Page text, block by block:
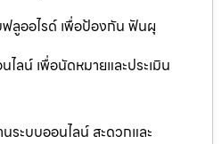
ลูออไรด์ เพื่อป้องกัน ฟันผุ
ลน์ เพื่อนัดหมายและประเมิน
ระบบออนไลน์ สะดวกและ